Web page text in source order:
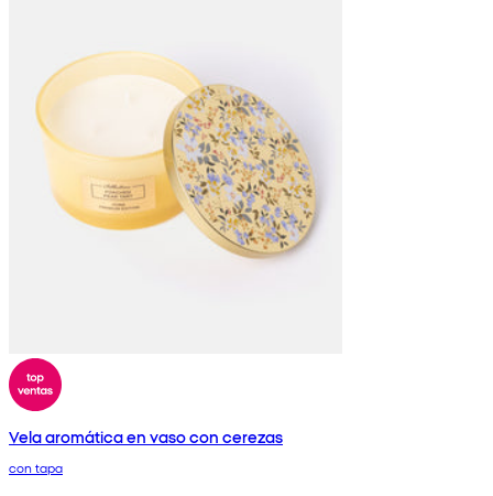
Vela aromática en vaso con cerezas
con tapa